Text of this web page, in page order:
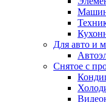
Для авто и
Снятое с